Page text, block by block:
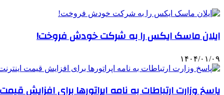
ایلان ماسک ایکس را به شرکت خودش فروخت!
۱۴۰۴/۰۱/۰۹
پاسخ وزارت ارتباطات به نامه اپراتورها برای افزایش